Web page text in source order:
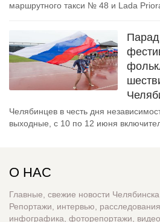
маршрутного такси № 48 и Lada
Челябинцев в честь дня
выходные, с 10 по 12 июня
О НАС
Главные, свежие новости
Репортажи, интервью,
инфографика, фоторепортажи,